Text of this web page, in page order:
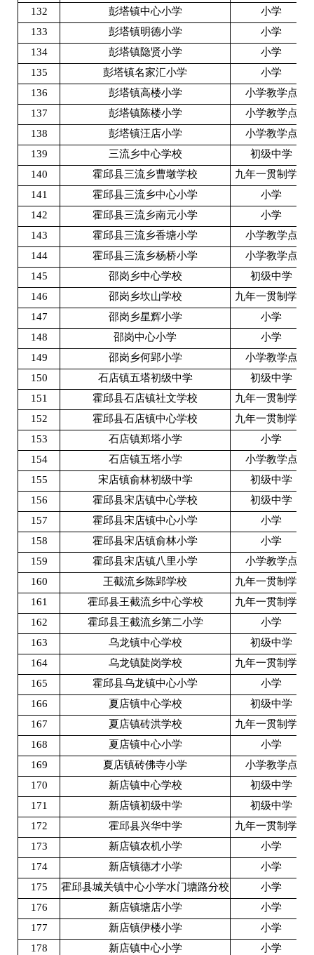
132
彭塔镇中心小学
小学
133
彭塔镇明德小学
小学
134
彭塔镇隐贤小学
小学
135
彭塔镇名家汇小学
小学
136
彭塔镇高楼小学
小学教学点
137
彭塔镇陈楼小学
小学教学点
138
彭塔镇汪店小学
小学教学点
139
三流乡中心学校
初级中学
140
霍邱县三流乡曹墩学校
九年一贯制学校
141
霍邱县三流乡中心小学
小学
142
霍邱县三流乡南元小学
小学
143
霍邱县三流乡香塘小学
小学教学点
144
霍邱县三流乡杨桥小学
小学教学点
145
邵岗乡中心学校
初级中学
146
邵岗乡坎山学校
九年一贯制学校
147
邵岗乡星辉小学
小学
148
邵岗中心小学
小学
149
邵岗乡何郢小学
小学教学点
150
石店镇五塔初级中学
初级中学
151
霍邱县石店镇社文学校
九年一贯制学校
152
霍邱县石店镇中心学校
九年一贯制学校
153
石店镇郑塔小学
小学
154
石店镇五塔小学
小学教学点
155
宋店镇俞林初级中学
初级中学
156
霍邱县宋店镇中心学校
初级中学
157
霍邱县宋店镇中心小学
小学
158
霍邱县宋店镇俞林小学
小学
159
霍邱县宋店镇八里小学
小学教学点
160
王截流乡陈郢学校
九年一贯制学校
161
霍邱县王截流乡中心学校
九年一贯制学校
162
霍邱县王截流乡第二小学
小学
163
乌龙镇中心学校
初级中学
164
乌龙镇陡岗学校
九年一贯制学校
165
霍邱县乌龙镇中心小学
小学
166
夏店镇中心学校
初级中学
167
夏店镇砖洪学校
九年一贯制学校
168
夏店镇中心小学
小学
169
夏店镇砖佛寺小学
小学教学点
170
新店镇中心学校
初级中学
171
新店镇初级中学
初级中学
172
霍邱县兴华中学
九年一贯制学校
173
新店镇农机小学
小学
174
新店镇德才小学
小学
175
霍邱县城关镇中心小学水门塘路分校
小学
176
新店镇塘店小学
小学
177
新店镇伊楼小学
小学
178
新店镇中心小学
小学